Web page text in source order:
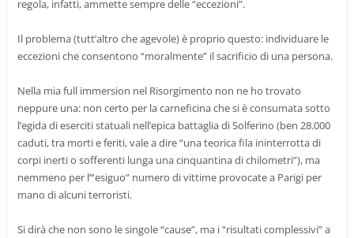
regola, infatti, ammette sempre delle “eccezioni”.
Il problema (tutt’altro che agevole) è proprio questo: individuare le
eccezioni che consentono “moralmente” il sacrificio di una persona.
Nella mia full immersion nel Risorgimento non ne ho trovato
neppure una: non certo per la carneficina che si è consumata sotto
l’egida di eserciti statuali nell’epica battaglia di Solferino (ben 28.000
caduti, tra morti e feriti, vale a dire “una teorica fila ininterrotta di
corpi inerti o sofferenti lunga una cinquantina di chilometri”), ma
nemmeno per l’“esiguo” numero di vittime provocate a Parigi per
mano di alcuni terroristi.
Si dirà che non sono le singole “cause”, ma i “risultati complessivi” a